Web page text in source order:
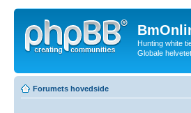
Hunting white
Globale
Forumets hovedside